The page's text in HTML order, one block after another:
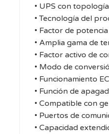
• UPS con
• Tecnología del
• Factor de
• Amplia gama de
• Factor activo de
• Modo de
• Funcionamiento
• Función de
• Compatible con
• Puertos de
• Capacidad